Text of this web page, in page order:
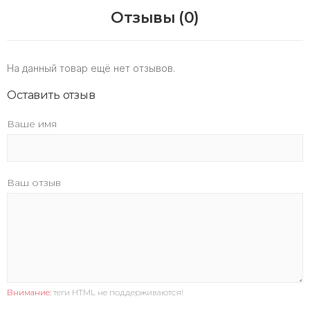
Отзывы (0)
На данный товар ещё нет отзывов.
Оставить отзыв
Ваше имя
Ваш отзыв
Внимание: теги HTML не поддерживаются!